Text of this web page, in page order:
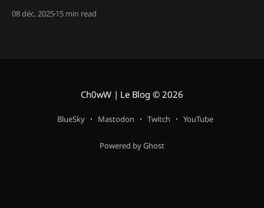
08 déc. 202515 min read
Ch0wW | Le Blog © 2026
BlueSky Mastodon Twitch YouTube
Powered by Ghost